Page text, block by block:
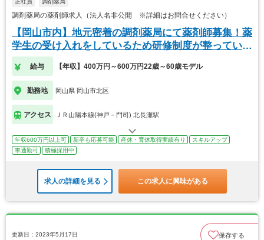
正社員 調剤薬局
調剤薬局の薬剤師求人（法人名非公開 ※詳細はお問合せください）
【岡山市内】地元密着の調剤薬局にて薬剤師募集！薬
学生の受け入れをしているため研修制度が整っていま
す！
給与 【年収】400万円～600万円22歳～60歳モデル
勤務地 岡山県 岡山市北区
アクセス ＪＲ山陽本線(神戸－門司) 北長瀬駅
年収600万円以上可 新卒も応募可能 産休・育休取得実績有り
スキルアップ
車通勤可
積極採用中
求人の詳細を見る この求人に興味がある
更新日：2023年5月17日 保存する